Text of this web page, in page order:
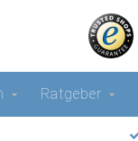
Ratgeber